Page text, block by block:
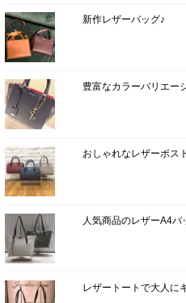
新作レザーバッグ♪
豊富なカラーバリエー
おしゃれなレザーボス
人気商品のレザーA4
レザートートで大人に